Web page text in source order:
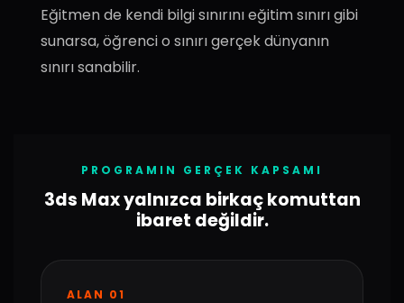
Eğitmen de kendi bilgi sınırını eğitim sınırı gibi
sunarsa, öğrenci o sınırı gerçek dünyanın
sınırı sanabilir.
PROGRAMIN GERÇEK KAPSAMI
3ds Max yalnızca birkaç komuttan
ibaret değildir.
ALAN 01